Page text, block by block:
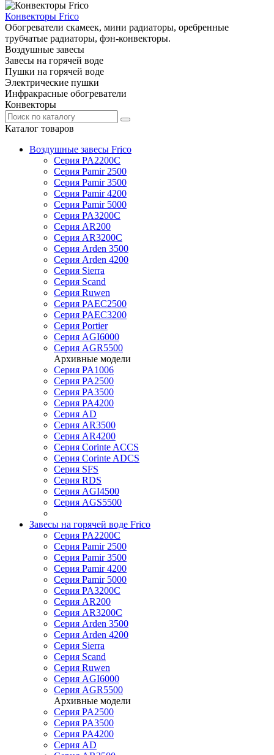
Конвекторы Frico
Обогреватели скамеек, мини радиаторы, оребренные
трубчатые радиаторы, фэн-конвекторы.
Воздушные завесы
Завесы на горячей воде
Пушки на горячей воде
Электрические пушки
Инфракрасные обогреватели
Конвекторы
Каталог товаров
Воздушные завесы Frico
Серия PA2200C
Серия Pamir 2500
Серия Pamir 3500
Серия Pamir 4200
Серия Pamir 5000
Серия PA3200C
Серия AR200
Серия AR3200C
Серия Arden 3500
Серия Arden 4200
Серия Sierra
Серия Scand
Серия Ruwen
Серия PAEC2500
Серия PAEC3200
Серия Portier
Серия AGI6000
Серия AGR5500
Архивные модели
Серия PA1006
Серия PA2500
Серия PA3500
Серия PA4200
Серия AD
Серия AR3500
Серия AR4200
Серия Corinte ACCS
Серия Corinte ADCS
Серия SFS
Серия RDS
Серия AGI4500
Серия AGS5500
Завесы на горячей воде Frico
Серия PA2200C
Серия Pamir 2500
Серия Pamir 3500
Серия Pamir 4200
Серия Pamir 5000
Серия PA3200C
Серия AR200
Серия AR3200C
Серия Arden 3500
Серия Arden 4200
Серия Sierra
Серия Scand
Серия Ruwen
Серия AGI6000
Серия AGR5500
Архивные модели
Серия PA2500
Серия PA3500
Серия PA4200
Серия AD